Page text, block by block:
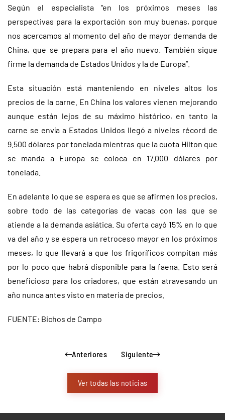
Según el especialista “en los próximos meses las
perspectivas para la exportación son muy buenas, porque
nos acercamos al momento del año de mayor demanda de
China, que se prepara para el año nuevo. También sigue
firme la demanda de Estados Unidos y la de Europa”.
Esta situación está manteniendo en niveles altos los
precios de la carne. En China los valores vienen mejorando
aunque están lejos de su máximo histórico, en tanto la
carne se envía a Estados Unidos llegó a niveles récord de
9.500 dólares por tonelada mientras que la cuota Hilton que
se manda a Europa se coloca en 17.000 dólares por
tonelada.
En adelante lo que se espera es que se afirmen los precios,
sobre todo de las categorías de vacas con las que se
atiende a la demanda asiática. Su oferta cayó 15% en lo que
va del año y se espera un retroceso mayor en los próximos
meses, lo que llevará a que los frigoríficos compitan más
por lo poco que habrá disponible para la faena. Esto será
beneficioso para los criadores, que están atravesando un
año nunca antes visto en materia de precios.
FUENTE: Bichos de Campo
Anteriores Siguiente
Ver todas las noticias